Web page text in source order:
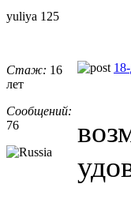
yuliya 125
Стаж: 16
лет
Сообщений:
76